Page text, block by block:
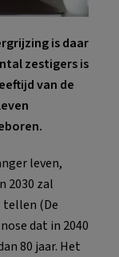
is daar
zestigers is
van de
leven,
2030 zal
tellen (De
dat in 2040
80 jaar. Het